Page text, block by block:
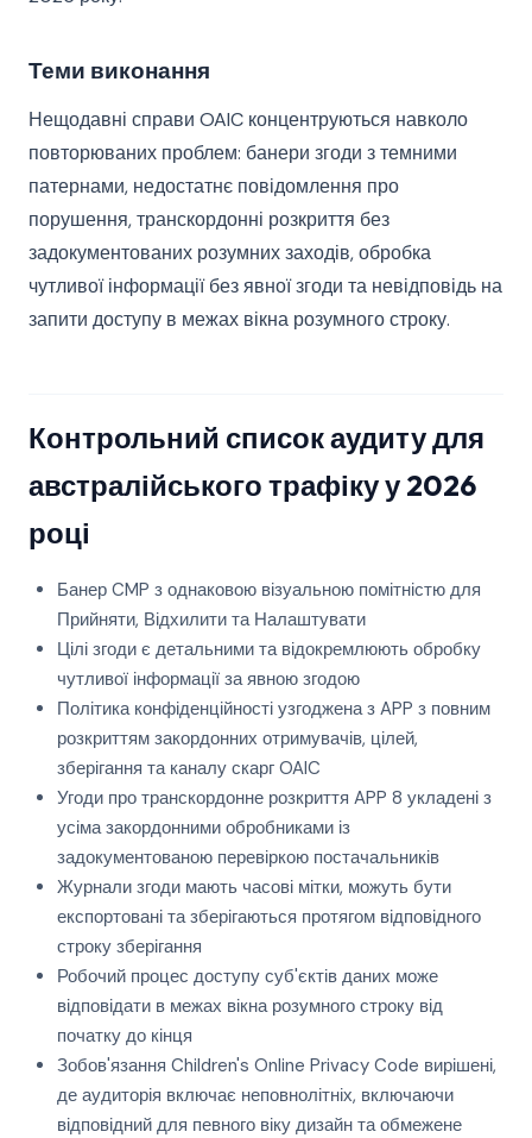
Теми виконання
Нещодавні справи OAIC концентруються навколо
повторюваних проблем: банери згоди з темними
патернами, недостатнє повідомлення про
порушення, транскордонні розкриття без
задокументованих розумних заходів, обробка
чутливої інформації без явної згоди та невідповідь на
запити доступу в межах вікна розумного строку.
Контрольний список аудиту для
австралійського трафіку у 2026
році
Банер CMP з однаковою візуальною помітністю для
Прийняти, Відхилити та Налаштувати
Цілі згоди є детальними та відокремлюють обробку
чутливої інформації за явною згодою
Політика конфіденційності узгоджена з APP з повним
розкриттям закордонних отримувачів, цілей,
зберігання та каналу скарг OAIC
Угоди про транскордонне розкриття APP 8 укладені з
усіма закордонними обробниками із
задокументованою перевіркою постачальників
Журнали згоди мають часові мітки, можуть бути
експортовані та зберігаються протягом відповідного
строку зберігання
Робочий процес доступу суб'єктів даних може
відповідати в межах вікна розумного строку від
початку до кінця
Зобов'язання Children's Online Privacy Code вирішені,
де аудиторія включає неповнолітніх, включаючи
відповідний для певного віку дизайн та обмежене